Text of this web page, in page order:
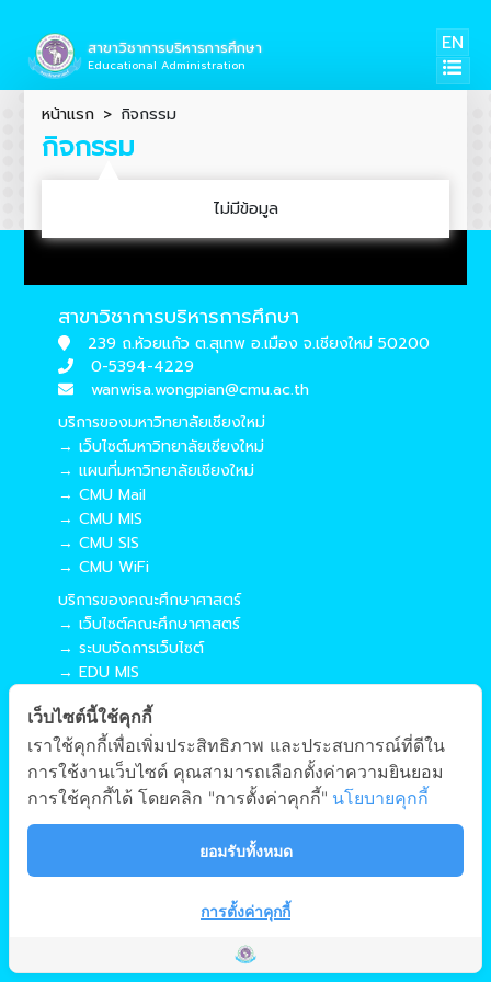
สาขาวิชาการบริหารการศึกษา
Educational Administration
EN
หน้าแรก กิจกรรม
กิจกรรม
ไม่มีข้อมูล
สาขาวิชาการบริหารการศึกษา
239 ถ.ห้วยแก้ว ต.สุเทพ อ.เมือง จ.เชียงใหม่ 50200
0-5394-4229
wanwisa.wongpian@cmu.ac.th
บริการของมหาวิทยาลัยเชียงใหม่
→ เว็บไซต์มหาวิทยาลัยเชียงใหม่
→ แผนที่มหาวิทยาลัยเชียงใหม่
→ CMU Mail
→ CMU MIS
→ CMU SIS
→ CMU WiFi
บริการของคณะศึกษาศาสตร์
→ เว็บไซต์คณะศึกษาศาสตร์
→ ระบบจัดการเว็บไซต์
→ EDU MIS
Copyright © 2018 EDU CMU All rights reserved.
เว็บไซต์นี้ใช้คุกกี้
เราใช้คุกกี้เพื่อเพิ่มประสิทธิภาพ และประสบการณ์ที่ดีใน
การใช้งานเว็บไซต์ คุณสามารถเลือกตั้งค่าความยินยอม
การใช้คุกกี้ได้ โดยคลิก "การตั้งค่าคุกกี้" นโยบายคุกกี้
ยอมรับทั้งหมด
การตั้งค่าคุกกี้